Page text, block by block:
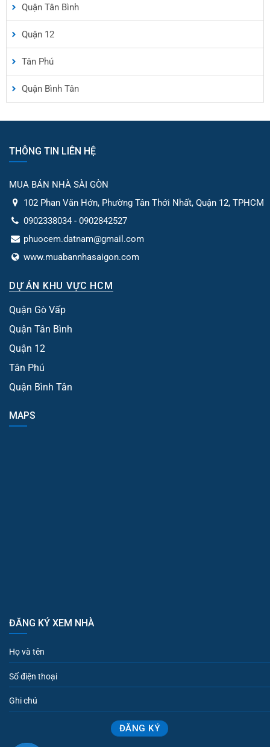
Quận Tân Bình
Quận 12
Tân Phú
Quận Bình Tân
THÔNG TIN LIÊN HỆ
MUA BÁN NHÀ SÀI GÒN
102 Phan Văn Hớn, Phường Tân Thới Nhất, Quận 12, TPHCM
0902338034 - 0902842527
phuocem.datnam@gmail.com
www.muabannhasaigon.com
DỰ ÁN KHU VỰC HCM
Quận Gò Vấp
Quận Tân Bình
Quận 12
Tân Phú
Quận Bình Tân
MAPS
ĐĂNG KÝ XEM NHÀ